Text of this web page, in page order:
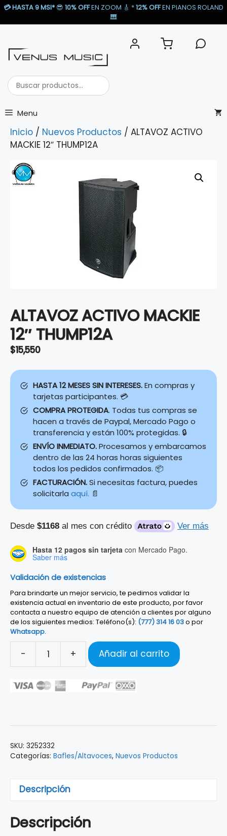
Saltar
💳HASTA 9 MSI* 😎 10% OFFEN ZOOM 🎸​ *12% OFFEN PIANOS ROLAND
🎹​
Buscar
productos...
Menu
Inicio / Nuevos Productos / ALTAVOZ ACTIVO
MACKIE 12″ THUMP12A
ALTAVOZ ACTIVO MACKIE
12″ THUMP12A
$15,550
HASTA 12 MESES SIN INTERESES.En compras y
tarjetas participantes. 💳
COMPRA PROTEGIDA. Todas tus compras se
hacen a través de Paypal, Mercado Pago o
transferencia y están 100% protegidas. 🔒
ENVÍO INMEDIATO.Procesamos y embarcamos
dentro de las 24 horas horas siguientes
todos los pedidos confirmados. 📦
FACTURACIÓN.Si necesitas factura, puedes
solicitarla aquí. 📄
Desde $1168 al mes con crédito Ver más
Hasta 12 pagos sin tarjeta con Mercado Pago.
Saber más
Validación de existencias
Para brindarte un mejor servicio, te pedimos validar la
existencia actual en inventario de este producto, por favor
contacta a nuestro equipo de atención a clientes por alguno
de los siguientes medios: Teléfono(s): (777) 314 16 03o por
Whatsapp.
-
ALTAVOZ
MACKIE
cantidad
+ Añadir al carrito
SKU: 3252332
Categorías: Bafles/Altavoces, Nuevos Productos
Descripción
Descripción